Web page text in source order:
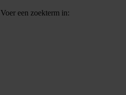
Voer een zoekterm in: